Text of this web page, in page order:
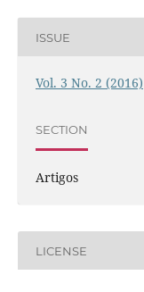
ISSUE
Vol. 3 No. 2 (2016)
SECTION
Artigos
LICENSE